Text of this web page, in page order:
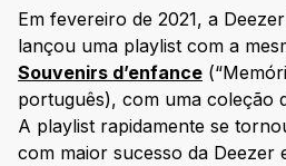
Em fevereiro de 2021, a
lançou uma playlist com a
Souvenirs d’enfance
português), com uma coleção
A playlist rapidamente se
com maior sucesso da Deezer